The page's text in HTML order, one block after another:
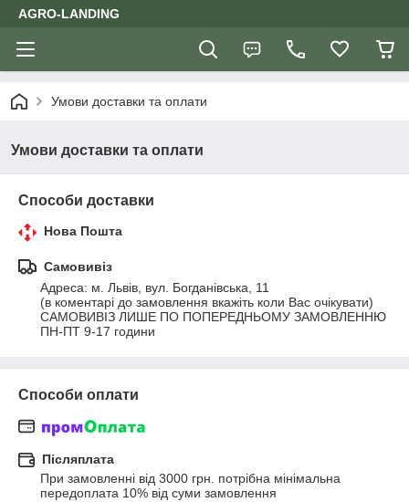
AGRO-LANDING
Умови доставки та оплати
Умови доставки та оплати
Способи доставки
Нова Пошта
Самовивіз
Адреса: м. Львів, вул. Богданівська, 11
(в коментарі до замовлення вкажіть коли Вас очікувати)
САМОВИВІЗ ЛИШЕ ПО ПОПЕРЕДНЬОМУ ЗАМОВЛЕННЮ
ПН-ПТ 9-17 години
Способи оплати
Післяплата
При замовленні від 3000 грн. потрібна мінімальна
передоплата 10% від суми замовлення